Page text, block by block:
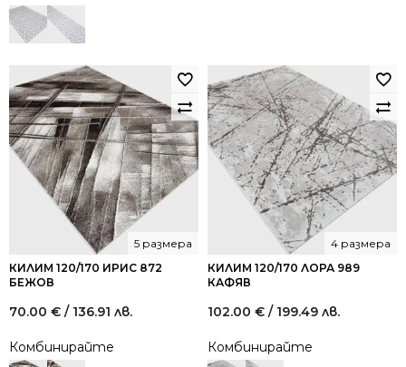
61.00 €
/
лв..
КИЛИМ 120/170 ИРИС 872
БЕЖОВ
5 размера
70.00 € / 136.91 лв.
Комбинирайте
КИЛИМ 120/170 ЛОРА 989
КАФЯВ
4 размера
102.00 € / 199.49 лв.
Комбинирайте